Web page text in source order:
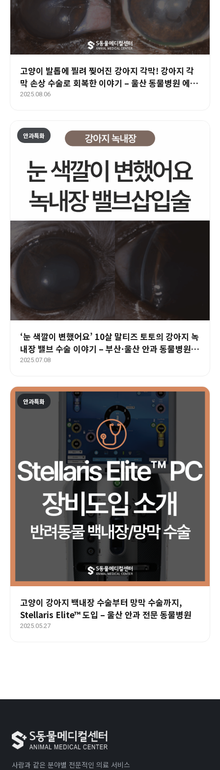
고양이 발톱에 찔려 찢어진 강아지 각막! 강아지 각
막 손상 수술로 회복한 이야기 – 울산 동물병원 에스
동물메디컬센터
2025.08.06
안과특화
‘눈 색깔이 변했어요’ 10살 말티즈 토토의 강아지 녹
내장 밸브 수술 이야기 – 부산·울산 안과 동물병원
에스동물메디컬센터
2025.07.08
안과특화
고양이 강아지 백내장 수술부터 망막 수술까지,
Stellaris Elite™ 도입 – 울산 안과 전문 동물병원
2025.05.27
사람과 같은 분야별 전문적인 의료 서비스